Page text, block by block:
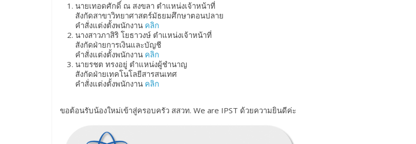
นายเทอดศักดิ์ ณ สงขลา ตำแหน่งเจ้าหน้าที่
สังกัดสาขาวิทยาศาสตร์มัธยมศึกษาตอนปลาย
คำสั่งแต่งตั้งพนักงาน คลิก
นางสาวภาสิริ โยธาวงษ์ ตำแหน่งเจ้าหน้าที่
สังกัดฝ่ายการเงินและบัญชี
คำสั่งแต่งตั้งพนักงาน คลิก
นายรชต ทรงอยู่ ตำแหน่งผู้ชำนาญ
สังกัดฝ่ายเทคโนโลยีสารสนเทศ
คำสั่งแต่งตั้งพนักงาน คลิก
ขอต้อนรับน้องใหม่เข้าสู่ครอบครัว สสวท. We are IPST ด้วยความยินดีค่ะ